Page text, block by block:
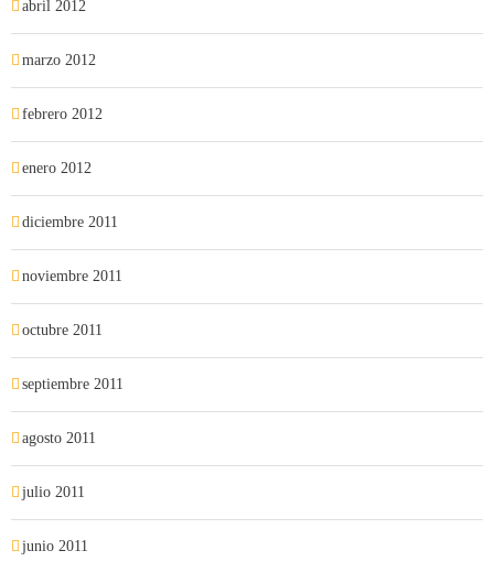
abril 2012
marzo 2012
febrero 2012
enero 2012
diciembre 2011
noviembre 2011
octubre 2011
septiembre 2011
agosto 2011
julio 2011
junio 2011